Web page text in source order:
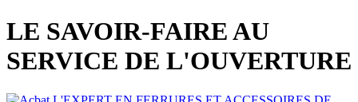
LE SAVOIR-FAIRE AU
SERVICE DE L'OUVERTURE